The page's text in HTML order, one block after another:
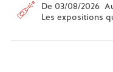
De 03/08/2026
Les expositions